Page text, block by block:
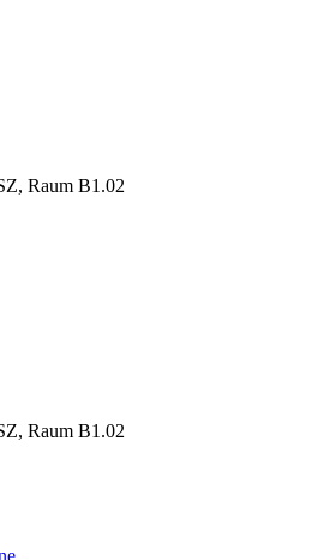
Raum B1.02
Raum B1.02